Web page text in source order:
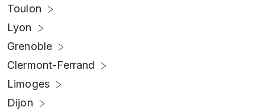
Toulon
Lyon
Grenoble
Clermont-Ferrand
Limoges
Dijon